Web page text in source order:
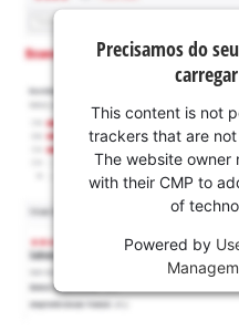
Precisamos do
This content is not
trackers that are
The website owner
with their CMP to
of
Powered by